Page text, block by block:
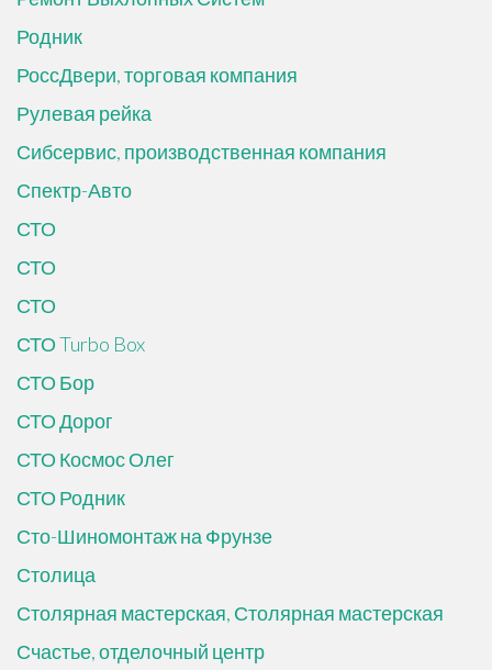
Родник
РоссДвери, торговая компания
Рулевая рейка
Сибсервис, производственная компания
Спектр-Авто
СТО
СТО
СТО
СТО Turbo Box
СТО Бор
СТО Дорог
СТО Космос Олег
СТО Родник
Сто-Шиномонтаж на Фрунзе
Столица
Столярная мастерская, Столярная мастерская
Счастье, отделочный центр